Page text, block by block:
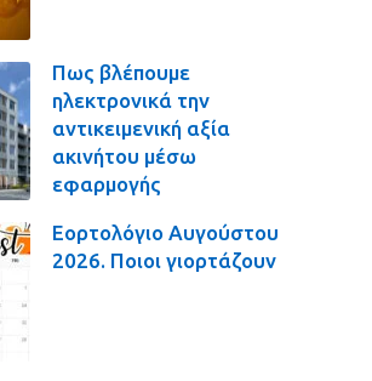
Πως βλέπουμε
ηλεκτρονικά την
αντικειμενική αξία
ακινήτου μέσω
εφαρμογής
Εορτολόγιο Αυγούστου
2026. Ποιοι γιορτάζουν